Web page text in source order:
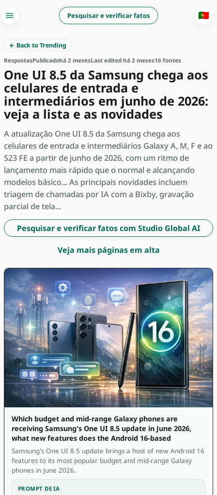
Pesquisar e verificar fatos 🇵🇹
← Back to Trending
RespostasPublicadohá 2 mesesLast edited há 2 meses16 fontes
One UI 8.5 da Samsung chega aos
celulares de entrada e
intermediários em junho de 2026:
veja a lista e as novidades
A atualização One UI 8.5 da Samsung chega aos
celulares de entrada e intermediários Galaxy A, M, F e ao
S23 FE a partir de junho de 2026, com um ritmo de
lançamento mais rápido que o normal e alcançando
modelos básico... As principais novidades incluem
triagem de chamadas por IA com a Bixby, gravação
parcial de tela...
Pesquisar e verificar fatos com Studio Global AI
Veja mais páginas em alta
Which budget and mid-range Galaxy phones are
receiving Samsung's One UI 8.5 update in June 2026,
what new features does the Android 16-based
Samsung's One UI 8.5 update brings a host of new Android 16
features to its most popular budget and mid-range Galaxy
phones in June 2026.
PROMPT DE IA